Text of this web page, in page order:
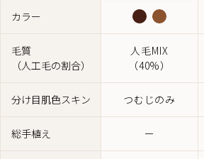
カラー
毛質
（人工毛の割合）
人毛MIX
（40%）
分け目肌色スキン つむじのみ
総手植え ー